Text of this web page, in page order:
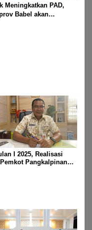
Meningkatkan PAD,
Babel akan
I 2025, Realisasi
Pemkot Pangkalpinang